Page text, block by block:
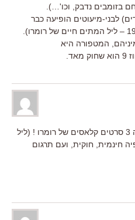
בזומבים נדבק, וכו'…).
לבני-מיעוטים הופיעה כבר
ההרבה הרבה סרטים קודמים (1968 – ליל המתים חיים של רומרו).
המטפורה היא
ולהפתעתי, חיפוש באינטרנט מגלה 3 סרטים קלאסים של רומרו ! (ליל
חינמית, חוקית, ועם תרגום